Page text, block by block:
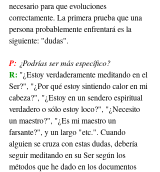
necesario para que evoluciones
correctamente. La primera prueba que una
persona probablemente enfrentará es la
siguiente: "dudas".
P: ¿Podrías ser más específico?
R: "¿Estoy verdaderamente meditando en el
Ser?", "¿Por qué estoy sintiendo calor en mi
cabeza?", "¿Estoy en un sendero espiritual
verdadero o sólo estoy loco?", "¿Necesito
un maestro?", "¿Es mi maestro un
farsante?", y un largo "etc.". Cuando
alguien se cruza con estas dudas, debería
seguir meditando en su Ser según los
métodos que he dado en los documentos